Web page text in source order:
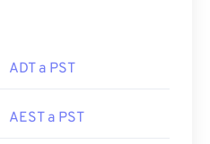
ADT a PST
AEST a PST